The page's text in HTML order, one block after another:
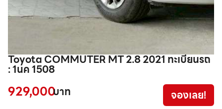
Toyota COMMUTER MT 2.8 2021 ทะเบียนรถ
: 1นค 1508
929,000บาท จองเลย!